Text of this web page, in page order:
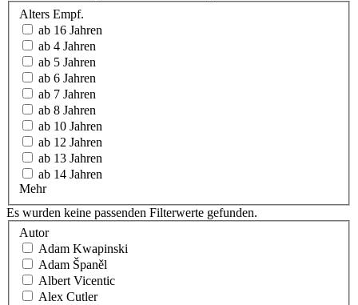
Alters Empf.
ab 16 Jahren
ab 4 Jahren
ab 5 Jahren
ab 6 Jahren
ab 7 Jahren
ab 8 Jahren
ab 10 Jahren
ab 12 Jahren
ab 13 Jahren
ab 14 Jahren
Mehr
Es wurden keine passenden Filterwerte gefunden.
Autor
Adam Kwapinski
Adam Španěl
Albert Vicentic
Alex Cutler